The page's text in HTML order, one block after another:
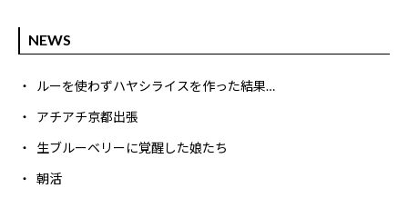
NEWS
ルーを使わずハヤシライスを作った結果…
アチアチ京都出張
生ブルーベリーに覚醒した娘たち
朝活